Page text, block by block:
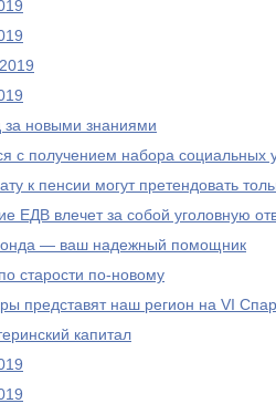
за новыми знаниями
с получением набора социальных
к пенсии могут претендовать
ЕДВ влечет за собой уголовную
— ваш надежный помощник
старости по-новому
представят наш регион на VI
капитал